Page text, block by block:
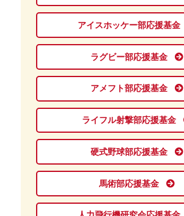
アイスホッケー部応援基金
ラグビー部応援基金
アメフト部応援基金
ライフル射撃部応援基金
硬式野球部応援基金
馬術部応援基金